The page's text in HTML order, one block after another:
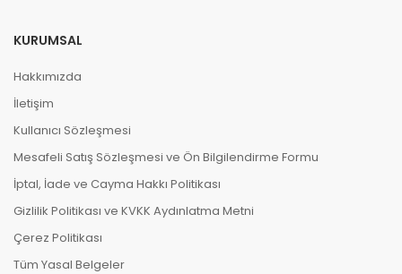
KURUMSAL
Hakkımızda
İletişim
Kullanıcı Sözleşmesi
Mesafeli Satış Sözleşmesi ve Ön Bilgilendirme Formu
İptal, İade ve Cayma Hakkı Politikası
Gizlilik Politikası ve KVKK Aydınlatma Metni
Çerez Politikası
Tüm Yasal Belgeler